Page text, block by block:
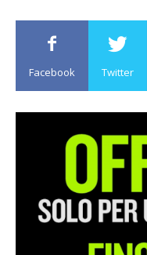
Facebook Twitter